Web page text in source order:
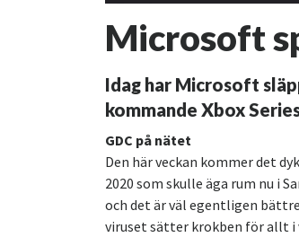
Microsoft
Idag har Microsoft
kommande Xbox
GDC på nätet
Den här veckan kommer det
2020 som skulle äga rum nu i
och det är väl egentligen
viruset sätter krokben för allt i